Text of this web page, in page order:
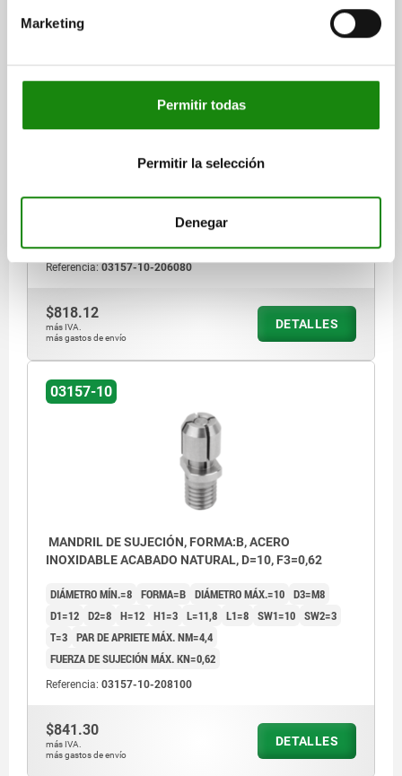
Marketing
Permitir todas
Permitir la selección
Denegar
D1=12 D2=8 H=10 H1=2,5 L=9,8 L1=6 SW1=10 SW2=2,5
PAR DE APRIETE MÁX. NM=2,4
Referencia:03157-10-206080
$818.12
más IVA.
más gastos de envío
DETALLES
03157-10
MANDRIL DE SUJECIÓN, FORMA:B, ACERO
INOXIDABLE ACABADO NATURAL, D=10, F3=0,62
DIÁMETRO MÍN.=8 FORMA=B DIÁMETRO MÁX.=10 D3=M8
D1=12 D2=8 H=12 H1=3 L=11,8 L1=8 SW1=10 SW2=3
T=3 PAR DE APRIETE MÁX. NM=4,4
FUERZA DE SUJECIÓN MÁX. KN=0,62
Referencia: 03157-10-208100
$841.30
más IVA.
más gastos de envío
DETALLES